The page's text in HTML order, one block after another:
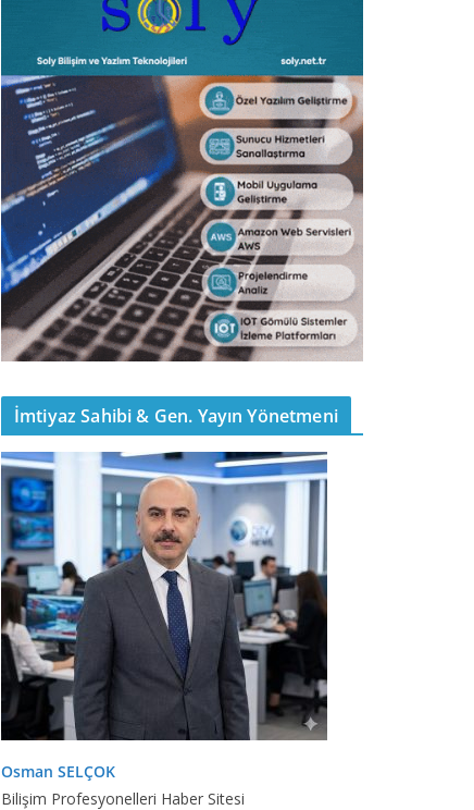
İmtiyaz Sahibi & Gen. Yayın Yönetmeni
Osman SELÇOK
Bilişim Profesyonelleri Haber Sitesi